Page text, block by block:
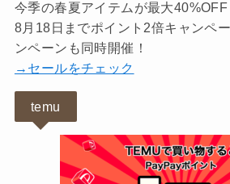
今季の春夏アイテムが最大40%OFF
8月18日までポイント2倍キャンペ
ンペーンも同時開催！
→セールをチェック
temu